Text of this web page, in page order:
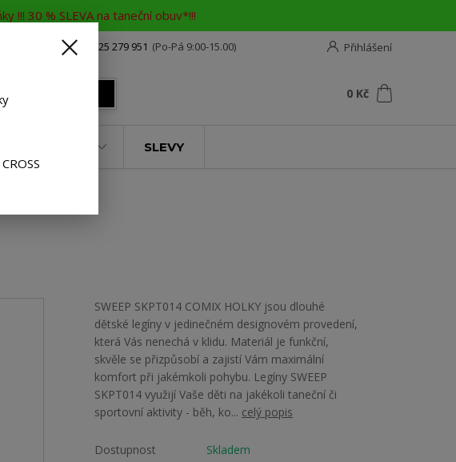
!!! 30 % SLEVA na taneční obuv*!!!
Přihlášení
Vám poradíme 725 279 951 (Po-Pá 9:00-15.00)
0 Kč
SLEVY
SWEEP SKPT014 COMIX HOLKY jsou dlouhé
dětské legíny v jedinečném designovém provedení,
která Vás nenechá v klidu. Materiál je funkční,
skvěle se přizpůsobí a zajistí Vám maximální
komfort při jakémkoli pohybu. Legíny SWEEP
SKPT014 využijí Vaše děti na jakékoli taneční či
sportovní aktivity - běh, ko... celý popis
Dostupnost Skladem